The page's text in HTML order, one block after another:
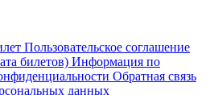
Пользовательское соглашение
билетов) Информация по
Обратная связь
данных